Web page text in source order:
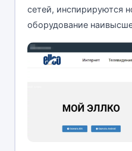
сетей, инспирируются
оборудование